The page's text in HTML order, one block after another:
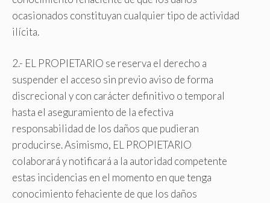
ocasionados constituyan cualquier tipo de actividad
ilícita.
2.- EL PROPIETARIO se reserva el derecho a
suspender el acceso sin previo aviso de forma
discrecional y con carácter definitivo o temporal
hasta el aseguramiento de la efectiva
responsabilidad de los daños que pudieran
producirse. Asimismo, EL PROPIETARIO
colaborará y notificará a la autoridad competente
estas incidencias en el momento en que tenga
conocimiento fehaciente de que los daños